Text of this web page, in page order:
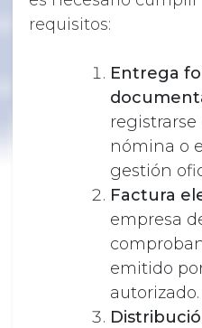
requisitos:
Entrega
registrarse
nómina o
gestión
Factura
empresa
emitido
autorizado.